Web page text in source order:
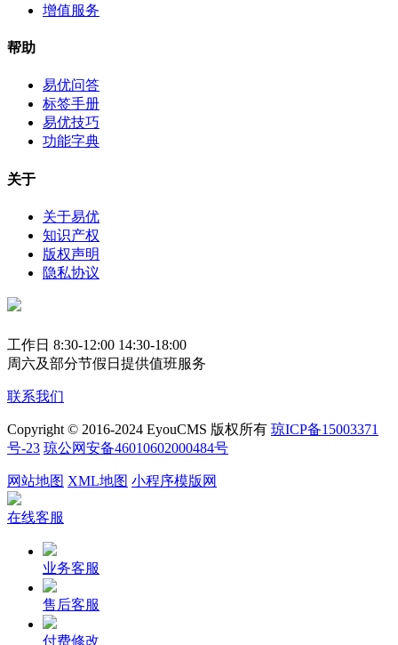
增值服务
帮助
易优问答
标签手册
易优技巧
功能字典
关于
关于易优
知识产权
版权声明
隐私协议
工作日 8:30-12:00 14:30-18:00
周六及部分节假日提供值班服务
联系我们
Copyright © 2016-2024 EyouCMS 版权所有 琼ICP备15003371
号-23 琼公网安备46010602000484号
网站地图 XML地图 小程序模版网
在线客服
业务客服
售后客服
付费修改